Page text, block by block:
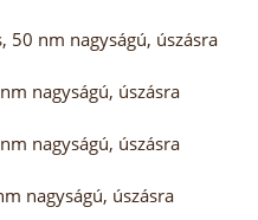
50 nm nagyságú, úszásra
nagyságú, úszásra
nagyságú, úszásra
nagyságú, úszásra